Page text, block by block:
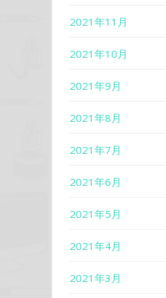
2021年11月
2021年10月
2021年9月
2021年8月
2021年7月
2021年6月
2021年5月
2021年4月
2021年3月